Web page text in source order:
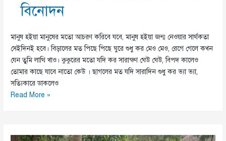
বিনোদন
মানুষ হইয়া মানুষের মতো আচরণ করিবে যবে, মানুষ হইয়া জন্ম নেওয়ার সার্থকতা
সেইদিনই হবে। বিড়ালের মত পিছে পিছে ঘুরে শুধু কর মেও মেও, রেগে গেলে কখন
যেন তুমি লাথি খাও। কুকুরের মতো যদি কর সারাক্ষণ ঘেউ ঘেউ, বিপদ কালেও
তোমার কাছে যাবে নাতো কেউ । ছাগলের মত যদি সারাদিন শুধু কর ভ্যা ভ্যা,
সত্যিকারে ডাকলেও
আচরণে
Read More »